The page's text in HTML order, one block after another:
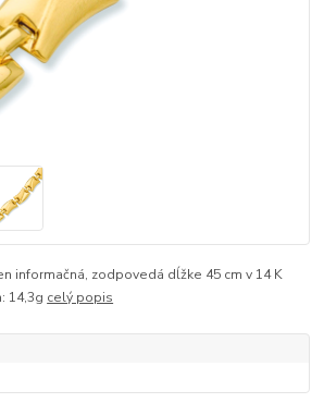
informačná, zodpovedá dĺžke 45 cm v 14 K
14,3g celý popis